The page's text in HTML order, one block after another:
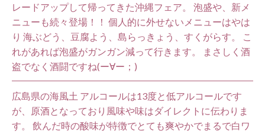
レードアップして帰ってきた沖縄フェア。 泡盛や、新メ
ニューも続々登場！！ 個人的に外せないメニューはやは
り 海ぶどう、豆腐よう、島らっきょう、すくがらす。 こ
れがあれば泡盛がガンガン減って行きます。 まさしく酒
盗でなく酒闘ですね(ー∀ー；)
広島県の海風土 アルコールは13度と低アルコールです
が、原酒となっており風味や味はダイレクトに伝わりま
す。 飲んだ時の酸味が特徴でとても爽やかでまるで白ワ